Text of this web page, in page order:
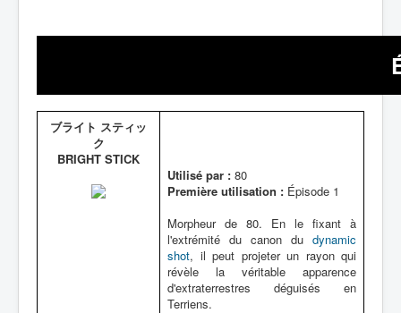
ブライト スティッ
ク
BRIGHT STICK
Utilisé par : 80
Première utilisation : Épisode 1
Morpheur de 80. En le fixant à
l'extrémité du canon du dynamic
shot, il peut projeter un rayon qui
révèle la véritable apparence
d'extraterrestres déguisés en
Terriens.